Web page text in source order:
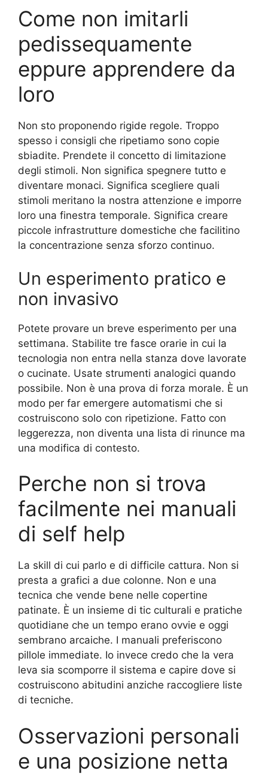
Come non imitarli
pedissequamente
eppure apprendere da
loro
Non sto proponendo rigide regole. Troppo
spesso i consigli che ripetiamo sono copie
sbiadite. Prendete il concetto di limitazione
degli stimoli. Non significa spegnere tutto e
diventare monaci. Significa scegliere quali
stimoli meritano la nostra attenzione e imporre
loro una finestra temporale. Significa creare
piccole infrastrutture domestiche che facilitino
la concentrazione senza sforzo continuo.
Un esperimento pratico e
non invasivo
Potete provare un breve esperimento per una
settimana. Stabilite tre fasce orarie in cui la
tecnologia non entra nella stanza dove lavorate
o cucinate. Usate strumenti analogici quando
possibile. Non è una prova di forza morale. È un
modo per far emergere automatismi che si
costruiscono solo con ripetizione. Fatto con
leggerezza, non diventa una lista di rinunce ma
una modifica di contesto.
Perche non si trova
facilmente nei manuali
di self help
La skill di cui parlo e di difficile cattura. Non si
presta a grafici a due colonne. Non e una
tecnica che vende bene nelle copertine
patinate. È un insieme di tic culturali e pratiche
quotidiane che un tempo erano ovvie e oggi
sembrano arcaiche. I manuali preferiscono
pillole immediate. Io invece credo che la vera
leva sia scomporre il sistema e capire dove si
costruiscono abitudini anziche raccogliere liste
di tecniche.
Osservazioni personali
e una posizione netta